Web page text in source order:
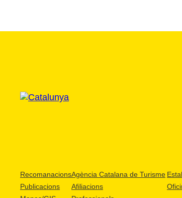
Recomanacions
Publicacions
Agència Catalana de Turisme
Afiliacions